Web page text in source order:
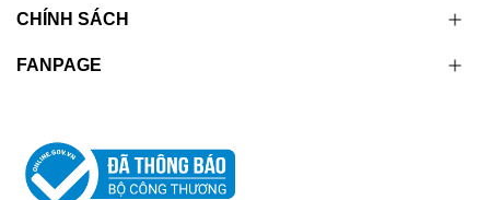
CHÍNH SÁCH
FANPAGE